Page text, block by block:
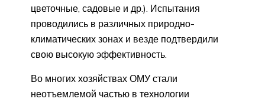
цветочные, садовые и др.). Испытания
проводились в различных природно-
климатических зонах и везде подтвердили
свою высокую эффективность.
Во многих хозяйствах ОМУ стали
неотъемлемой частью в технологии